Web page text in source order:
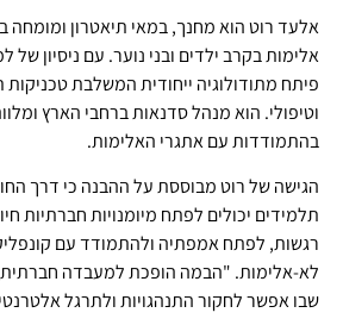
אלעד רוט הוא מחנך, במאי תיאטרון
פיתח מתודולוגיה ייחודית המשלבת טכניקות
וטיפולי. הוא מנהל סדנאות ברחבי הארץ
בהתמודדות עם אתגרי האלימות.
הגישה של רוט מבוססת על ההבנה כי דרך
תלמידים יכולים לפתח מיומנויות חברתיות
רגשות, לפתח אמפתיה ולהתמודד עם
לא-אלימות. "הבמה הופכת למעבדה
שבו אפשר לחקור התנהגויות ולתרגל